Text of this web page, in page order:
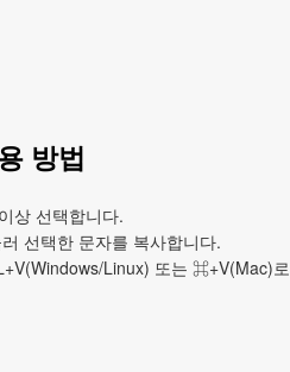
방법
상 선택합니다.
선택한 문자를 복사합니다.
Linux) 또는 ⌘+V(Mac)로